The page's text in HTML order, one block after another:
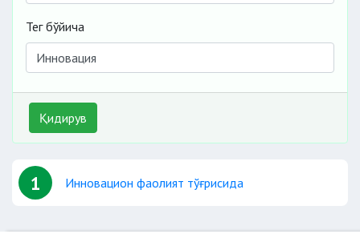
Тег бўйича
Қидирув
1 Инновацион фаолият тўғрисида